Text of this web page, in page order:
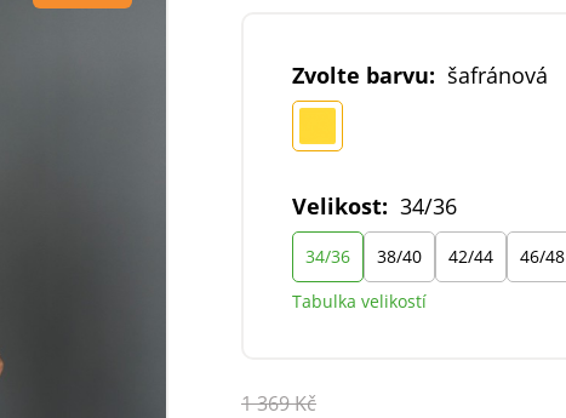
Zvolte barvu: šafránová
Velikost: 34/36
34/36 38/40 42/44
46/48
Tabulka velikostí
1 369 Kč